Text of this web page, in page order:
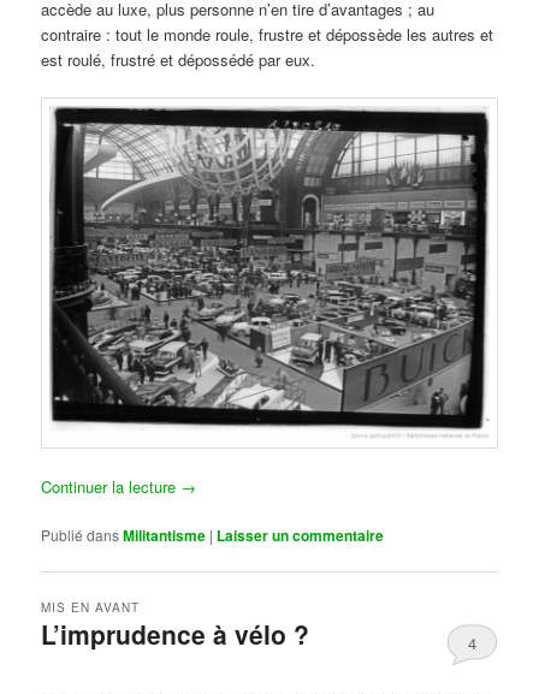
accède au luxe, plus personne n’en tire d’avantages ; au
contraire : tout le monde roule, frustre et dépossède les autres et
est roulé, frustré et dépossédé par eux.
Continuer la lecture →
Publié dansMilitantisme | Laisser un commentaire
L’imprudence à vélo ?
MIS EN AVANT
4